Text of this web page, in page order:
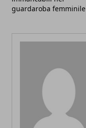
guardaroba femminile